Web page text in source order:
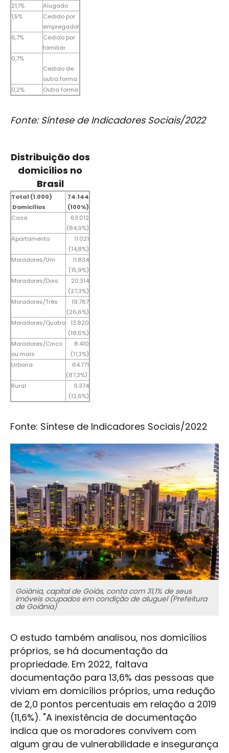
21,1%
Alugado
1,5%
Cedido por
empregador
6,7%
Cedido por
familiar
0,7%
Cedido de
outra forma
0,2%
Outra forma
Fonte: Síntese de Indicadores Sociais/2022
Distribuição dos
domicílios no
Brasil
Total (1.000)
Domicílios
74.144
(100%)
Casa
63.012
(84,9%)
Apartamento
11.021
(14,8%)
Moradores/Um
11.834
(15,9%)
Moradores/Dois
20.314
(27,3%)
Moradores/Três
19.767
(26,6%)
Moradores/Quatro
13.820
(18,6%)
Moradores/Cinco
ou mais
8.410
(11,3%)
Urbana
64.771
(87,3%)
Rural
9.374
(12,6%)
Fonte: Síntese de Indicadores Sociais/2022
Goiânia, capital de Goiás, conta com 31,1% de seus
imóveis ocupados em condição de aluguel (Prefeitura
de Goiânia)
O estudo também analisou, nos domicílios
próprios, se há documentação da
propriedade. Em 2022, faltava
documentação para 13,6% das pessoas que
viviam em domicílios próprios, uma redução
de 2,0 pontos percentuais em relação a 2019
(11,6%). "A inexistência de documentação
indica que os moradores convivem com
algum grau de vulnerabilidade e insegurança